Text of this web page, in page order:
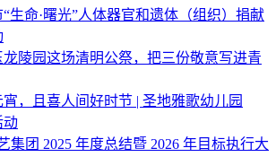
“生命·曙光”人体器官和遗体（组织）捐献
龙陵园这场清明公祭，把三份敬意写进青
，且喜人间好时节 | 圣地雅歌幼儿园
动
集团 2025 年度总结暨 2026 年目标执行大